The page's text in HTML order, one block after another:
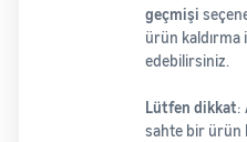
geçmişi
ürün
edebilirsiniz.
Lütfen dikkat:
sahte bir ürün